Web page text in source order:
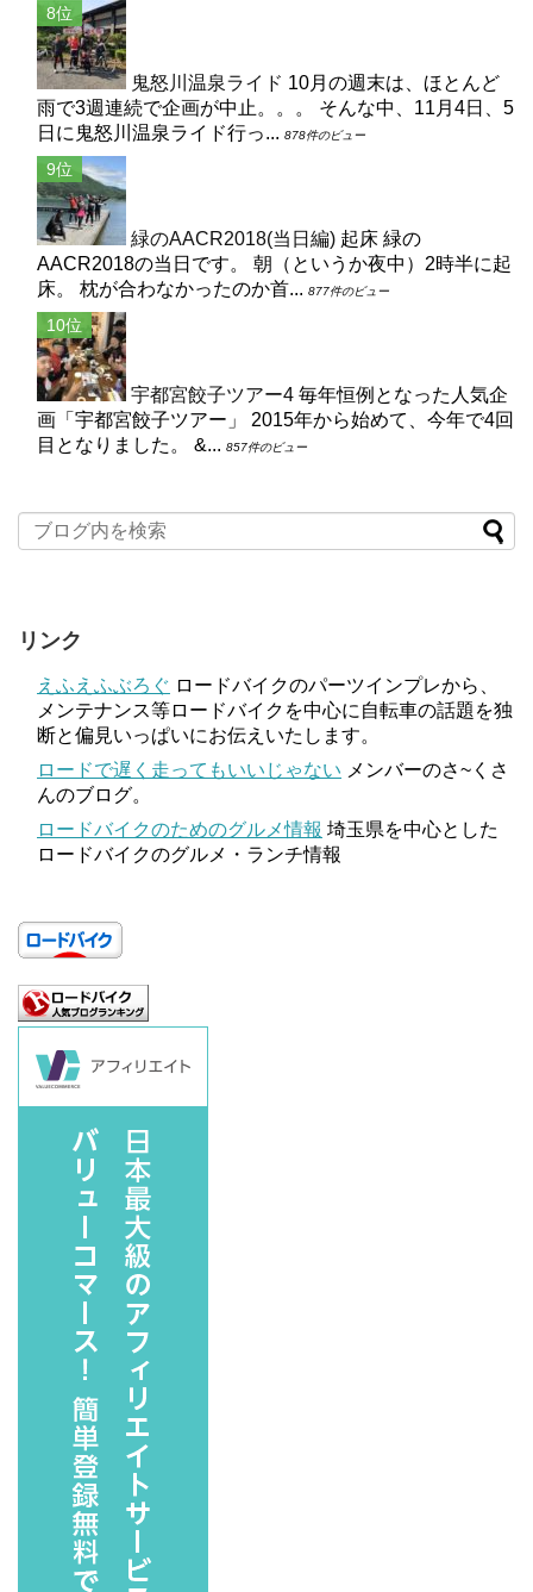
鬼怒川温泉ライド 10月の週末は、ほとんど
雨で3週連続で企画が中止。。。 そんな中、11月4日、5
日に鬼怒川温泉ライド行っ... 878件のビュー
緑のAACR2018(当日編) 起床 緑の
AACR2018の当日です。 朝（というか夜中）2時半に起
床。 枕が合わなかったのか首... 877件のビュー
宇都宮餃子ツアー4 毎年恒例となった人気企
画「宇都宮餃子ツアー」 2015年から始めて、今年で4回
目となりました。 &... 857件のビュー
リンク
えふえふぶろぐ ロードバイクのパーツインプレから、
メンテナンス等ロードバイクを中心に自転車の話題を独
断と偏見いっぱいにお伝えいたします。
ロードで遅く走ってもいいじゃない メンバーのさ~くさ
んのブログ。
ロードバイクのためのグルメ情報 埼玉県を中心とした
ロードバイクのグルメ・ランチ情報